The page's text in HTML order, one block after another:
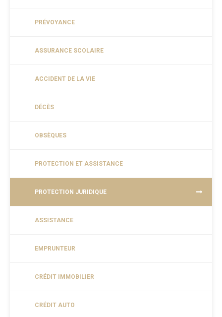
PRÉVOYANCE
ASSURANCE SCOLAIRE
ACCIDENT DE LA VIE
DÉCÈS
OBSÈQUES
PROTECTION ET ASSISTANCE
PROTECTION JURIDIQUE
ASSISTANCE
EMPRUNTEUR
CRÉDIT IMMOBILIER
CRÉDIT AUTO